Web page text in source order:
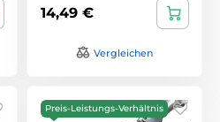
14,49 €
Vergleichen
Preis-Leistungs-Verhältnis